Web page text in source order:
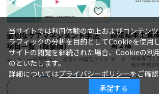
商品を絞り込む
適切なケアマネジメント手法
項目一覧（概要版）
著 者： 一般財団法人 長寿社会開発センタ
ー＝発行
発行日：2024年04月30日
1,760円
認定絵本士養
第２版
著 者： 絵本専門士
青少年教育
発行日：2024年04
1,980円
当サイトでは利用体験の向上およびコンテン
ラフィックの分析を目的としてCookieを使用し
サイトの閲覧を継続された場合、Cookieの利
のといたします。
詳細についてはプライバシーポリシーをご確
承諾する